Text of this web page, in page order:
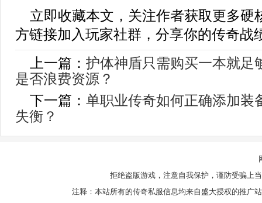
立即收藏本文，关注作者获取更多硬
方链接加入玩家社群，分享你的传奇战
上一篇： 护体神盾只需购买一本就足
是否浪费资源？
下一篇： 单职业传奇如何正确添加装
失衡？
拒绝盗版游戏，注意自我保护，谨防受骗上
注释：本站所有的传奇私服信息均来自盛大授权的推广